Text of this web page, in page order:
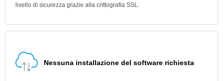
livello di sicurezza grazie alla crittografia SSL.
Nessuna installazione del software richiesta